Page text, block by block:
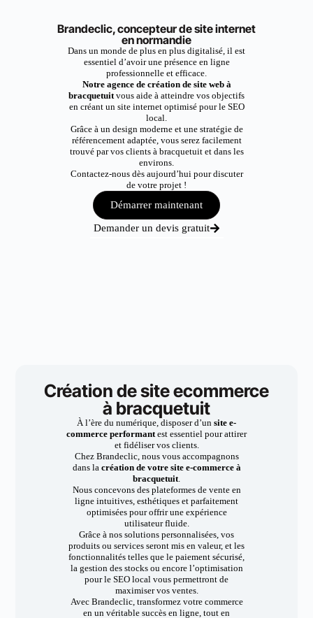
Brandeclic, concepteur de site internet
en normandie
Dans un monde de plus en plus digitalisé, il est
essentiel d’avoir une présence en ligne
professionnelle et efficace.
Notre agence de création de site web à
bracquetuitvous aide à atteindre vos objectifs
en créant un site internet optimisé pour le SEO
local.
Grâce à un design moderne et une stratégie de
référencement adaptée, vous serez facilement
trouvé par vos clients à bracquetuit et dans les
environs.
Contactez-nous dès aujourd’hui pour discuter
de votre projet !
Démarrer maintenant
Demander un devis gratuit
Création de site ecommerce
à bracquetuit
À l’ère du numérique, disposer d’un site e-
commerce performantest essentiel pour attirer
et fidéliser vos clients.
Chez Brandeclic, nous vous accompagnons
dans la création de votre site e-commerce à
bracquetuit.
Nous concevons des plateformes de vente en
ligne intuitives, esthétiques et parfaitement
optimisées pour offrir une expérience
utilisateur fluide.
Grâce à nos solutions personnalisées, vos
produits ou services seront mis en valeur, et les
fonctionnalités telles que le paiement sécurisé,
la gestion des stocks ou encore l’optimisation
pour le SEO local vous permettront de
maximiser vos ventes.
Avec Brandeclic, transformez votre commerce
en un véritable succès en ligne, tout en